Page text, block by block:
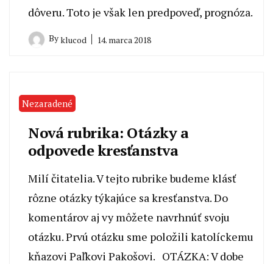
dôveru. Toto je však len predpoveď, prognóza.
Byklucod 14. marca 2018
Nezaradené
Nová rubrika: Otázky a
odpovede kresťanstva
Milí čitatelia. V tejto rubrike budeme klásť
rôzne otázky týkajúce sa kresťanstva. Do
komentárov aj vy môžete navrhnúť svoju
otázku. Prvú otázku sme položili katolíckemu
kňazovi Paľkovi Pakošovi. OTÁZKA: V dobe